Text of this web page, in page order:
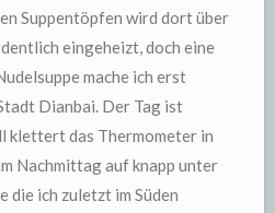
Suppentöpfen wird dort über
eingeheizt, doch eine
mache ich erst
Dianbai. Der Tag ist
klettert das Thermometer in
Nachmittag auf knapp unter
die ich zuletzt im Süden